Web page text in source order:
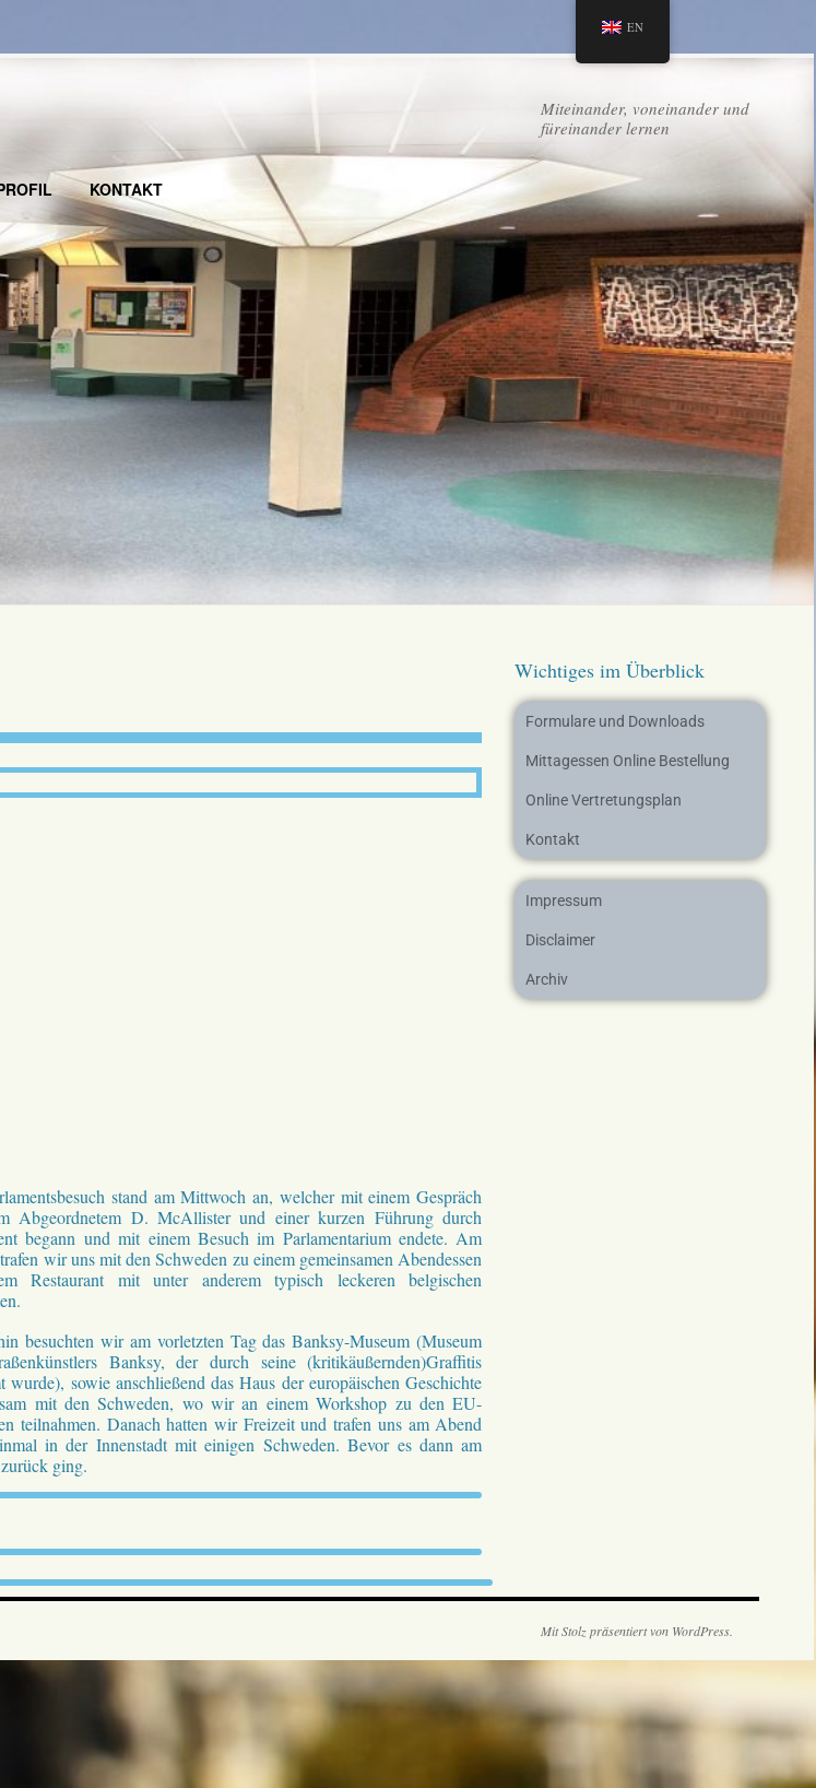
Miteinander, voneinander und
füreinander lernen
KONTAKT
stand am Mittwoch an, welcher mit einem Gespräch
Abgeordnetem D. McAllister und einer kurzen Führung durch
begann und mit einem Besuch im Parlamentarium endete. Am
wir uns mit den Schweden zu einem gemeinsamen Abendessen
Restaurant mit unter anderem typisch leckeren belgischen
besuchten wir am vorletzten Tag das Banksy-Museum (Museum
Banksy, der durch seine (kritikäußernden)Graffitis
wurde), sowie anschließend das Haus der europäischen Geschichte
mit den Schweden, wo wir an einem Workshop zu den EU-
teilnahmen. Danach hatten wir Freizeit und trafen uns am Abend
in der Innenstadt mit einigen Schweden. Bevor es dann am
ging.
Wichtiges im Überblick
Formulare und Downloads
Mittagessen Online Bestellung
Online Vertretungsplan
Kontakt
Impressum
Disclaimer
Archiv
Mit Stolz präsentiert von WordPress.
EN